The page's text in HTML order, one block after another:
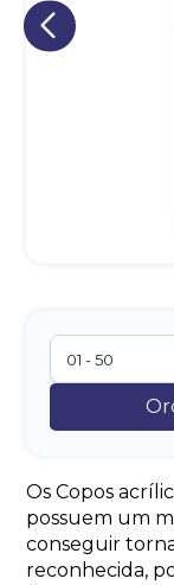
Os Copos
possuem um
conseguir
reconhecida,